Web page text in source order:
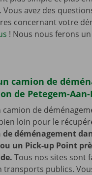
. Vous avez des
concernant votre
! Nous nous ferons
camion de
de Petegem-Aan-
camion de
loin pour le
déménagement
un Pick-up Point
Tous nos sites sont
transports publics.